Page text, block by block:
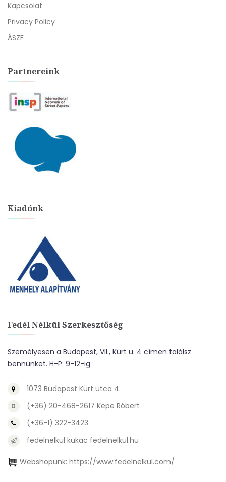
Kapcsolat
Privacy Policy
ÁSZF
Partnereink
Kiadónk
Fedél Nélkül Szerkesztőség
Személyesen a Budapest, VII., Kürt u. 4 címen találsz
bennünket. H-P: 9-12-ig
1073 Budapest Kürt utca 4.
(+36) 20-468-2617 Kepe Róbert
(+36-1) 322-3423
fedelnelkul kukac fedelnelkul.hu
Webshopunk: https://www.fedelnelkul.com/